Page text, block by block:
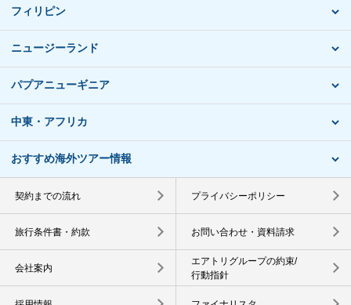
フィリピン
ニュージーランド
パプアニューギニア
中東・アフリカ
おすすめ海外ツアー情報
契約までの流れ プライバシーポリシー
旅行条件書・約款 お問い合わせ・資料請求
会社案内
エアトリグループの約束/
行動指針